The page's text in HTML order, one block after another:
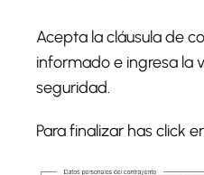
Acepta la cláusula de
informado e ingresa la
seguridad.
Para finalizar has click